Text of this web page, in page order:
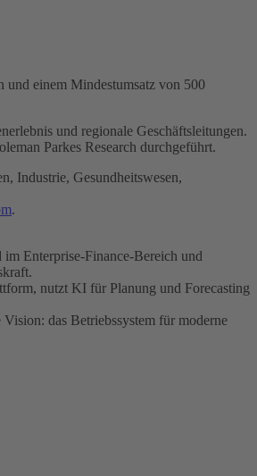
und einem Mindestumsatz von 500
und regionale Geschäftsleitungen.
Parkes Research durchgeführt.
Industrie, Gesundheitswesen,
.
Enterprise-Finance-Bereich und
nutzt KI für Planung und Forecasting
das Betriebssystem für moderne